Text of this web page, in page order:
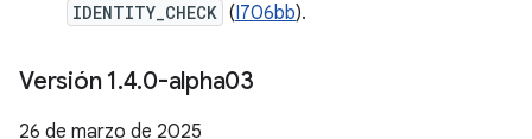
IDENTITY_CHECK (I706bb).
Versión 1.4.0-alpha03
26 de marzo de 2025